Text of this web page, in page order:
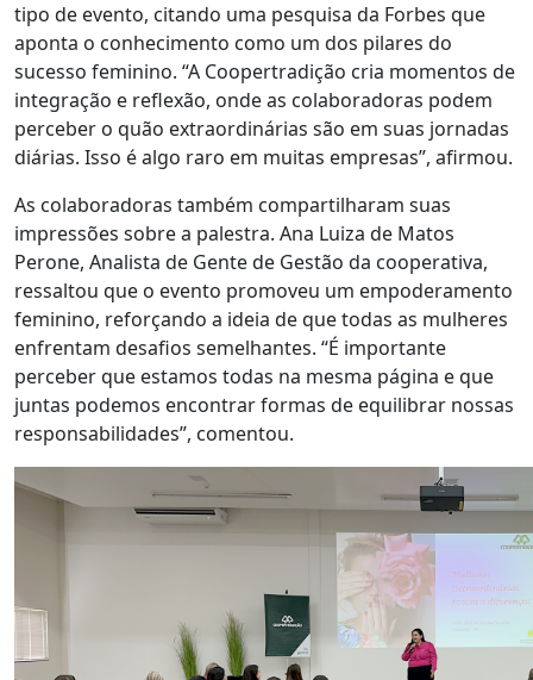
tipo de evento, citando uma pesquisa da Forbes que
aponta o conhecimento como um dos pilares do
sucesso feminino. “A Coopertradição cria momentos de
integração e reflexão, onde as colaboradoras podem
perceber o quão extraordinárias são em suas jornadas
diárias. Isso é algo raro em muitas empresas”, afirmou.
As colaboradoras também compartilharam suas
impressões sobre a palestra. Ana Luiza de Matos
Perone, Analista de Gente de Gestão da cooperativa,
ressaltou que o evento promoveu um empoderamento
feminino, reforçando a ideia de que todas as mulheres
enfrentam desafios semelhantes. “É importante
perceber que estamos todas na mesma página e que
juntas podemos encontrar formas de equilibrar nossas
responsabilidades”, comentou.